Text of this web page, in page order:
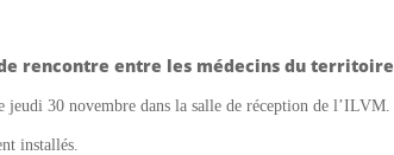
rencontre entre les médecins du territoire
jeudi 30 novembre dans la salle de réception de l’ILVM.
installés.